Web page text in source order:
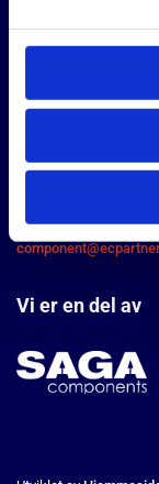
Ta kontakt
Vi er en del av